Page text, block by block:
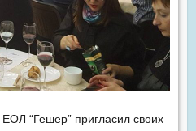
“Гешер” пригласил своих